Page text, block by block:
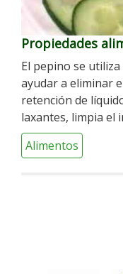
Propiedades
El pepino se
ayudar a eliminar
retención de
laxantes, limpia el
Alimentos